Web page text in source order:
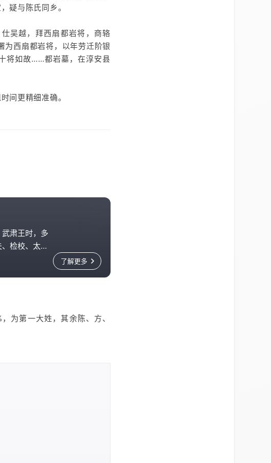
疑与陈氏同乡。
吴越，拜西扇都岩将，商辂
为西扇都岩将，以年劳迁阶银
将如故……都岩墓，在淳安县
间更精细准确。
肃王时，多
检校、太子
了解更多
为第一大姓，其余陈、方、